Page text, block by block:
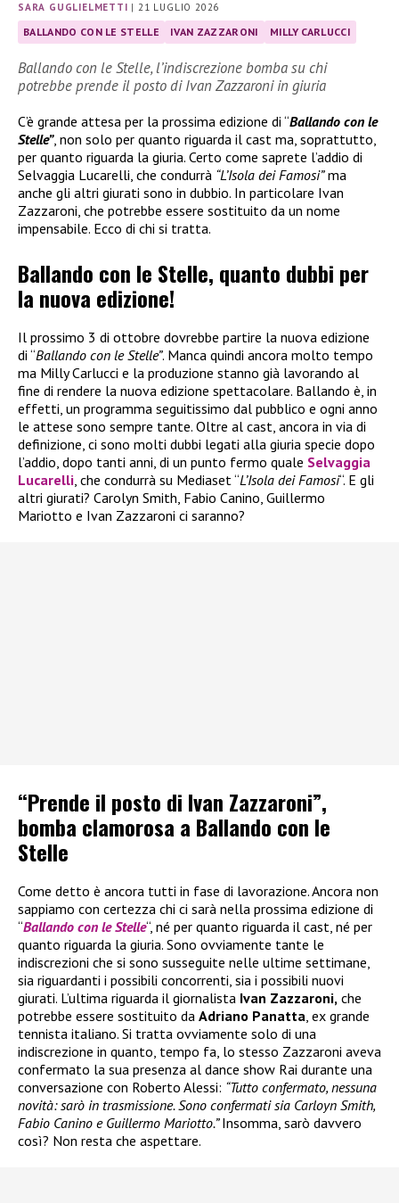
SARA GUGLIELMETTI |21 LUGLIO 2026
BALLANDO CON LE STELLE IVAN ZAZZARONI MILLY CARLUCCI
Ballando con le Stelle, l’indiscrezione bomba su chi
potrebbe prende il posto di Ivan Zazzaroni in giuria
C’è grande attesa per la prossima edizione di “Ballando con le
Stelle”, non solo per quanto riguarda il cast ma, soprattutto,
per quanto riguarda la giuria. Certo come saprete l’addio di
Selvaggia Lucarelli, che condurrà “L’Isola dei Famosi”ma
anche gli altri giurati sono in dubbio. In particolare Ivan
Zazzaroni, che potrebbe essere sostituito da un nome
impensabile. Ecco di chi si tratta.
Ballando con le Stelle, quanto dubbi per
la nuova edizione!
Il prossimo 3 di ottobre dovrebbe partire la nuova edizione
di “Ballando con le Stelle”. Manca quindi ancora molto tempo
ma Milly Carlucci e la produzione stanno già lavorando al
fine di rendere la nuova edizione spettacolare. Ballando è, in
effetti, un programma seguitissimo dal pubblico e ogni anno
le attese sono sempre tante. Oltre al cast, ancora in via di
definizione, ci sono molti dubbi legati alla giuria specie dopo
l’addio, dopo tanti anni, di un punto fermo quale Selvaggia
Lucarelli, che condurrà su Mediaset “L’Isola dei Famosi“. E gli
altri giurati? Carolyn Smith, Fabio Canino, Guillermo
Mariotto e Ivan Zazzaroni ci saranno?
“Prende il posto di Ivan Zazzaroni”,
bomba clamorosa a Ballando con le
Stelle
Come detto è ancora tutti in fase di lavorazione. Ancora non
sappiamo con certezza chi ci sarà nella prossima edizione di
“Ballando con le Stelle“, né per quanto riguarda il cast, né per
quanto riguarda la giuria. Sono ovviamente tante le
indiscrezioni che si sono susseguite nelle ultime settimane,
sia riguardanti i possibili concorrenti, sia i possibili nuovi
giurati. L’ultima riguarda il giornalista Ivan Zazzaroni, che
potrebbe essere sostituito da Adriano Panatta , ex grande
tennista italiano. Si tratta ovviamente solo di una
indiscrezione in quanto, tempo fa, lo stesso Zazzaroni aveva
confermato la sua presenza al dance show Rai durante una
conversazione con Roberto Alessi: “Tutto confermato, nessuna
novità: sarò in trasmissione. Sono confermati sia Carloyn Smith,
Fabio Canino e Guillermo Mariotto.”Insomma, sarò davvero
così? Non resta che aspettare.